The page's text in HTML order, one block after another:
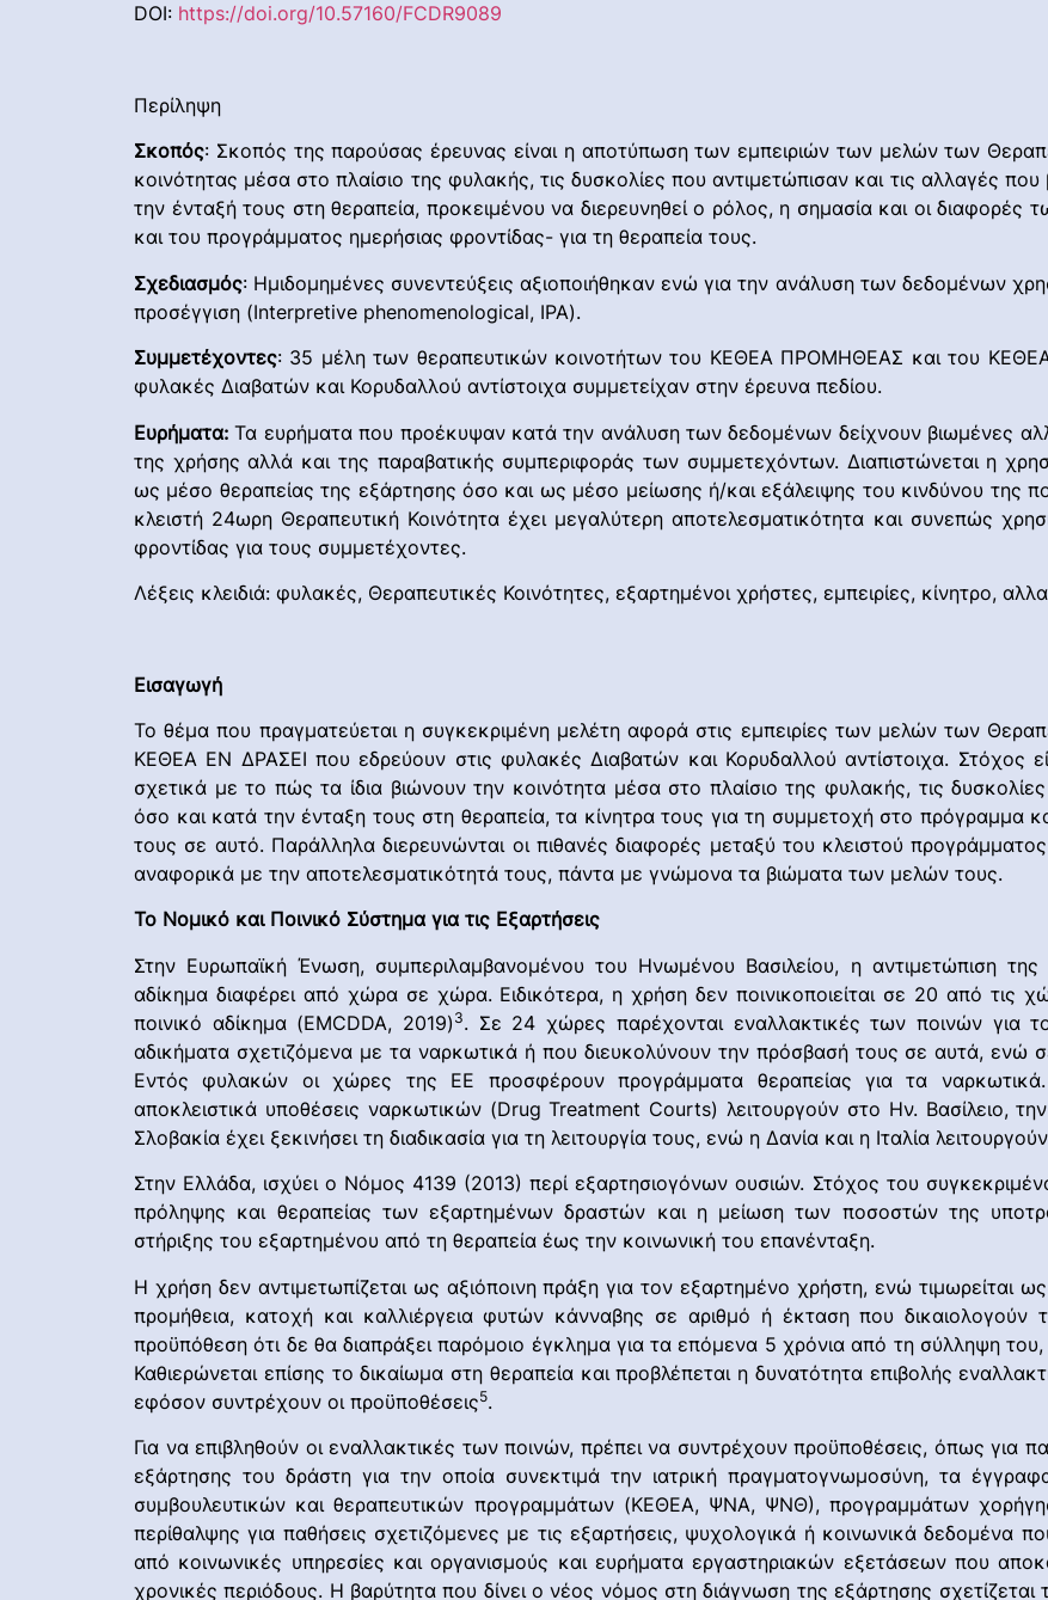
DOI: https://doi.org/10.57160/FCDR9089
Περίληψη
Σκοπός: Σκοπός της παρούσας έρευνας είναι η αποτύπωση των εμπειριών των μελών των
κοινότητας μέσα στο πλαίσιο της φυλακής, τις δυσκολίες που αντιμετώπισαν και τις αλλαγές
την ένταξή τους στη θεραπεία, προκειμένου να διερευνηθεί ο ρόλος, η σημασία και οι διαφορές
και του προγράμματος ημερήσιας φροντίδας- για τη θεραπεία τους.
Σχεδιασμός: Ημιδομημένες συνεντεύξεις αξιοποιήθηκαν ενώ για την ανάλυση των δεδομένων
προσέγγιση (Interpretive phenomenological, IPA).
Συμμετέχοντες: 35 μέλη των θεραπευτικών κοινοτήτων του ΚΕΘΕΑ ΠΡΟΜΗΘΕΑΣ και του ΚΕΘΕΑ
φυλακές Διαβατών και Κορυδαλλού αντίστοιχα συμμετείχαν στην έρευνα πεδίου.
Ευρήματα: Τα ευρήματα που προέκυψαν κατά την ανάλυση των δεδομένων δείχνουν βιωμένες
της χρήσης αλλά και της παραβατικής συμπεριφοράς των συμμετεχόντων. Διαπιστώνεται η
ως μέσο θεραπείας της εξάρτησης όσο και ως μέσο μείωσης ή/και εξάλειψης του κινδύνου της
κλειστή 24ωρη Θεραπευτική Κοινότητα έχει μεγαλύτερη αποτελεσματικότητα και συνεπώς
φροντίδας για τους συμμετέχοντες.
Λέξεις κλειδιά: φυλακές, Θεραπευτικές Κοινότητες, εξαρτημένοι χρήστες, εμπειρίες, κίνητρο,
Εισαγωγή
Το θέμα που πραγματεύεται η συγκεκριμένη μελέτη αφορά στις εμπειρίες των μελών των
ΚΕΘΕΑ ΕΝ ΔΡΑΣΕΙ που εδρεύουν στις φυλακές Διαβατών και Κορυδαλλού αντίστοιχα. Στόχος
σχετικά με το πώς τα ίδια βιώνουν την κοινότητα μέσα στο πλαίσιο της φυλακής, τις
όσο και κατά την ένταξη τους στη θεραπεία, τα κίνητρα τους για τη συμμετοχή στο πρόγραμμα
τους σε αυτό. Παράλληλα διερευνώνται οι πιθανές διαφορές μεταξύ του κλειστού
αναφορικά με την αποτελεσματικότητά τους, πάντα με γνώμονα τα βιώματα των μελών τους.
Το Νομικό και Ποινικό Σύστημα για τις Εξαρτήσεις
Στην Ευρωπαϊκή Ένωση, συμπεριλαμβανομένου του Ηνωμένου Βασιλείου, η αντιμετώπιση
αδίκημα διαφέρει από χώρα σε χώρα. Ειδικότερα, η χρήση δεν ποινικοποιείται σε 20 από τις
ποινικό αδίκημα (EMCDDA, 2019) 3. Σε 24 χώρες παρέχονται εναλλακτικές των ποινών για
αδικήματα σχετιζόμενα με τα ναρκωτικά ή που διευκολύνουν την πρόσβασή τους σε αυτά, ενώ
Εντός φυλακών οι χώρες της ΕΕ προσφέρουν προγράμματα θεραπείας για τα ναρκωτικά.
αποκλειστικά υποθέσεις ναρκωτικών (Drug Treatment Courts) λειτουργούν στο Ην. Βασίλειο,
Σλοβακία έχει ξεκινήσει τη διαδικασία για τη λειτουργία τους, ενώ η Δανία και η Ιταλία
Στην Ελλάδα, ισχύει ο Νόμος 4139 (2013) περί εξαρτησιογόνων ουσιών. Στόχος του
πρόληψης και θεραπείας των εξαρτημένων δραστών και η μείωση των ποσοστών της
στήριξης του εξαρτημένου από τη θεραπεία έως την κοινωνική του επανένταξη.
Η χρήση δεν αντιμετωπίζεται ως αξιόποινη πράξη για τον εξαρτημένο χρήστη, ενώ τιμωρείται
προμήθεια, κατοχή και καλλιέργεια φυτών κάνναβης σε αριθμό ή έκταση που δικαιολογούν
προϋπόθεση ότι δε θα διαπράξει παρόμοιο έγκλημα για τα επόμενα 5 χρόνια από τη σύλληψη
Καθιερώνεται επίσης το δικαίωμα στη θεραπεία και προβλέπεται η δυνατότητα επιβολής
εφόσον συντρέχουν οι προϋποθέσεις5.
Για να επιβληθούν οι εναλλακτικές των ποινών, πρέπει να συντρέχουν προϋποθέσεις, όπως για
εξάρτησης του δράστη για την οποία συνεκτιμά την ιατρική πραγματογνωμοσύνη, τα
συμβουλευτικών και θεραπευτικών προγραμμάτων (ΚΕΘΕΑ, ΨΝΑ, ΨΝΘ), προγραμμάτων
περίθαλψης για παθήσεις σχετιζόμενες με τις εξαρτήσεις, ψυχολογικά ή κοινωνικά
από κοινωνικές υπηρεσίες και οργανισμούς και ευρήματα εργαστηριακών εξετάσεων που
χρονικές περιόδους. Η βαρύτητα που δίνει ο νέος νόμος στη διάγνωση της εξάρτησης